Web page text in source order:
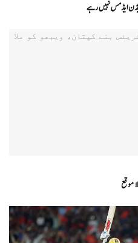
جیڈن ایڈمس نہیں رہے
موقع